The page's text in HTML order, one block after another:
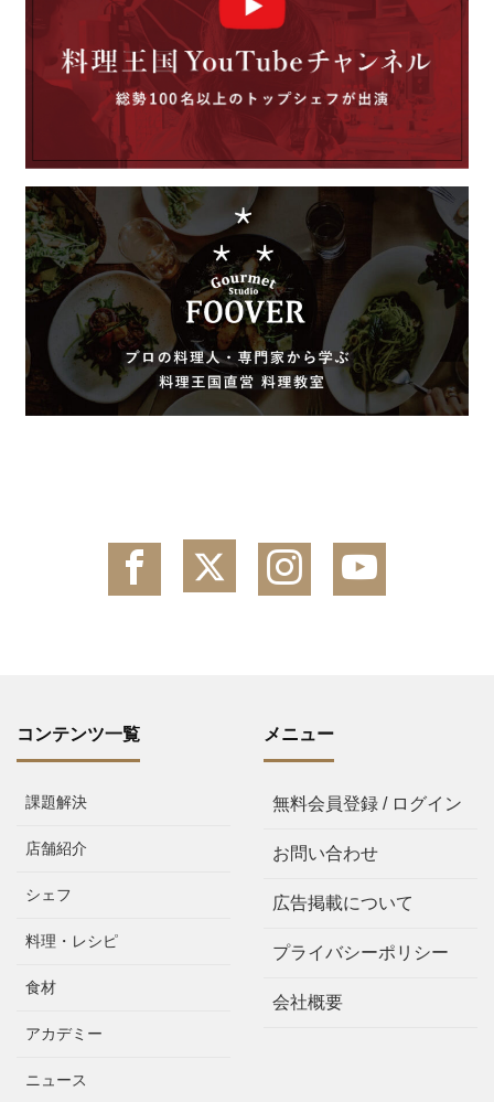
コンテンツ一覧
課題解決
店舗紹介
シェフ
料理・レシピ
食材
アカデミー
ニュース
メニュー
無料会員登録 / ログイン
お問い合わせ
広告掲載について
プライバシーポリシー
会社概要